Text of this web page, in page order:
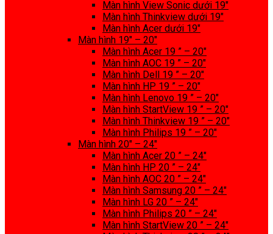
Màn hình View Sonic dưới 19″
Màn hình Thinkview dưới 19″
Màn hình Acer dưới 19″
Màn hình 19″ – 20″
Màn hình Acer 19 ” – 20″
Màn hình AOC 19 ” – 20″
Màn hình Dell 19 ” – 20″
Màn hình HP 19 ” – 20″
Màn hình Lenovo 19 ” – 20″
Màn hình StartView 19 ” – 20″
Màn hình Thinkview 19 ” – 20″
Màn hình Philips 19 ” – 20″
Màn hình 20″ – 24″
Màn hình Acer 20 ” – 24″
Màn hình HP 20 ” – 24″
Màn hình AOC 20 ” – 24″
Màn hình Samsung 20 ” – 24″
Màn hình LG 20 ” – 24″
Màn hình Philips 20 ” – 24″
Màn hình StartView 20 ” – 24″